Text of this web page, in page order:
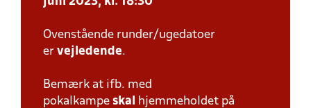
Ovenstående runder/ugedatoer
er vejledende.
Bemærk at ifb. med
pokalkampe skal
hjemmeholdet på